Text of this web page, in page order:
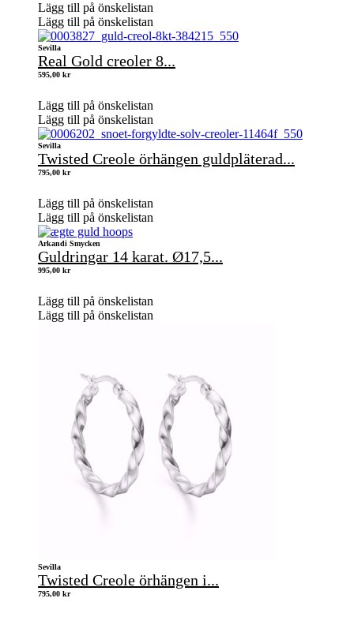
Lägg till på önskelistan
Lägg till på önskelistan
Sevilla
Real Gold creoler 8...
595,00 kr
Lägg till på önskelistan
Lägg till på önskelistan
Sevilla
Twisted Creole örhängen guldpläterad...
795,00 kr
Lägg till på önskelistan
Lägg till på önskelistan
Arkandi Smycken
Guldringar 14 karat. Ø17,5...
995,00 kr
Lägg till på önskelistan
Lägg till på önskelistan
Sevilla
Twisted Creole örhängen i...
795,00 kr